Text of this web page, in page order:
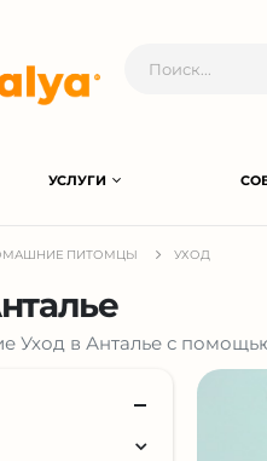
УСЛУГИ
ПИТОМЦЫ УХОД
Уход в Анталье с